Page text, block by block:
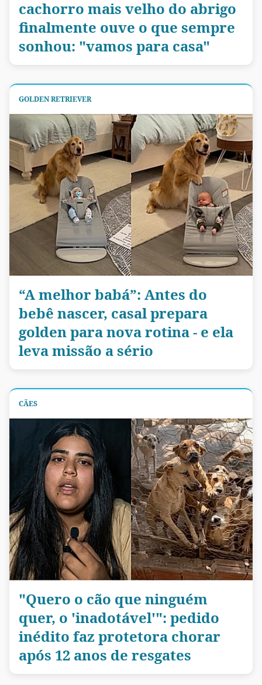
cachorro mais velho do abrigo
finalmente ouve o que sempre
sonhou: "vamos para casa"
GOLDEN RETRIEVER
“A melhor babá”: Antes do
bebê nascer, casal prepara
golden para nova rotina - e ela
leva missão a sério
CÃES
"Quero o cão que ninguém
quer, o 'inadotável'": pedido
inédito faz protetora chorar
após 12 anos de resgates